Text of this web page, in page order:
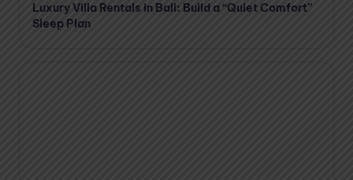
Luxury Villa Rentals in Bali: Build a “Quiet Comfort”
Sleep Plan